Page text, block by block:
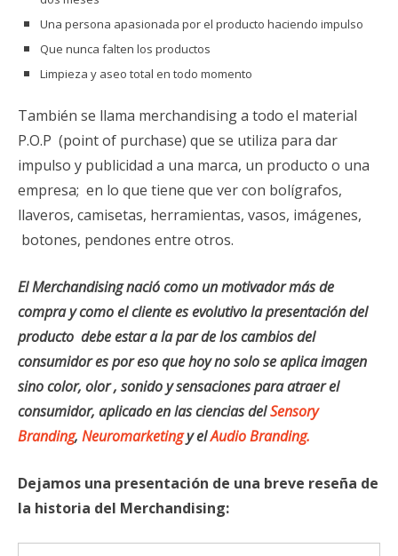
Una persona apasionada por el producto haciendo impulso
Que nunca falten los productos
Limpieza y aseo total en todo momento
También se llama merchandising a todo el material
P.O.P (point of purchase) que se utiliza para dar
impulso y publicidad a una marca, un producto o una
empresa; en lo que tiene que ver con bolígrafos,
llaveros, camisetas, herramientas, vasos, imágenes,
botones, pendones entre otros.
El Merchandising nació como un motivador más de
compra y como el cliente es evolutivo la presentación del
producto debe estar a la par de los cambios del
consumidor es por eso que hoy no solo se aplica imagen
sino color, olor , sonido y sensaciones para atraer el
consumidor, aplicado en las ciencias delSensory
Branding, Neuromarketingy elAudio Branding.
Dejamos una presentación de una breve reseña de
la historia del Merchandising: